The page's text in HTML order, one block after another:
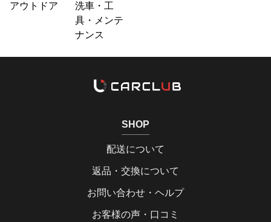
アウトドア
洗車・工
具・メンテ
ナンス
SHOP
配送について
返品・交換について
お問い合わせ・ヘルプ
お客様の声・口コミ